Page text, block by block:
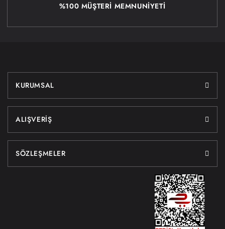
%100 MÜŞTERİ MEMNUNİYETİ
KURUMSAL
ALIŞVERİŞ
SÖZLEŞMELER